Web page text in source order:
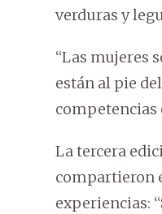
verduras y
“Las mujeres
están al pie
competencias
La tercera
compartieron
experiencias: